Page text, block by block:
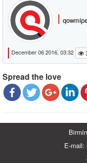
December 06 2016, 03:32
Spread the love
E-mail: